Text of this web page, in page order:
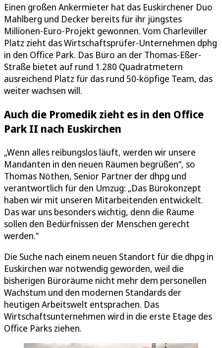
Einen großen Ankermieter hat das Euskirchener Duo
Mahlberg und Decker bereits für ihr jüngstes
Millionen-Euro-Projekt gewonnen. Vom Charleviller
Platz zieht das Wirtschaftsprüfer-Unternehmen dphg
in den Office Park. Das Büro an der Thomas-Eßer-
Straße bietet auf rund 1.280 Quadratmetern
ausreichend Platz für das rund 50-köpfige Team, das
weiter wachsen will.
Auch die Promedik zieht es in den Office
Park II nach Euskirchen
„Wenn alles reibungslos läuft, werden wir unsere
Mandanten in den neuen Räumen begrüßen“, so
Thomas Nöthen, Senior Partner der dhpg und
verantwortlich für den Umzug: „Das Bürokonzept
haben wir mit unseren Mitarbeitenden entwickelt.
Das war uns besonders wichtig, denn die Räume
sollen den Bedürfnissen der Menschen gerecht
werden.“
Die Suche nach einem neuen Standort für die dhpg in
Euskirchen war notwendig geworden, weil die
bisherigen Büroräume nicht mehr dem personellen
Wachstum und den modernen Standards der
heutigen Arbeitswelt entsprachen. Das
Wirtschaftsunternehmen wird in die erste Etage des
Office Parks ziehen.